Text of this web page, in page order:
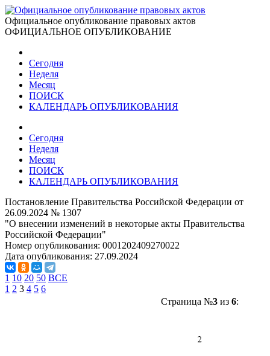
Официальное опубликование правовых актов
ОФИЦИАЛЬНОЕ ОПУБЛИКОВАНИЕ
Сегодня
Неделя
Месяц
ПОИСК
КАЛЕНДАРЬ ОПУБЛИКОВАНИЯ
Сегодня
Неделя
Месяц
ПОИСК
КАЛЕНДАРЬ ОПУБЛИКОВАНИЯ
Постановление Правительства Российской Федерации от
26.09.2024 № 1307
"О внесении изменений в некоторые акты Правительства
Российской Федерации"
Номер опубликования: 0001202409270022
Дата опубликования: 27.09.2024
1 10 20 50 ВСЕ
1 2 3 4 5 6
Страница №3из 6: